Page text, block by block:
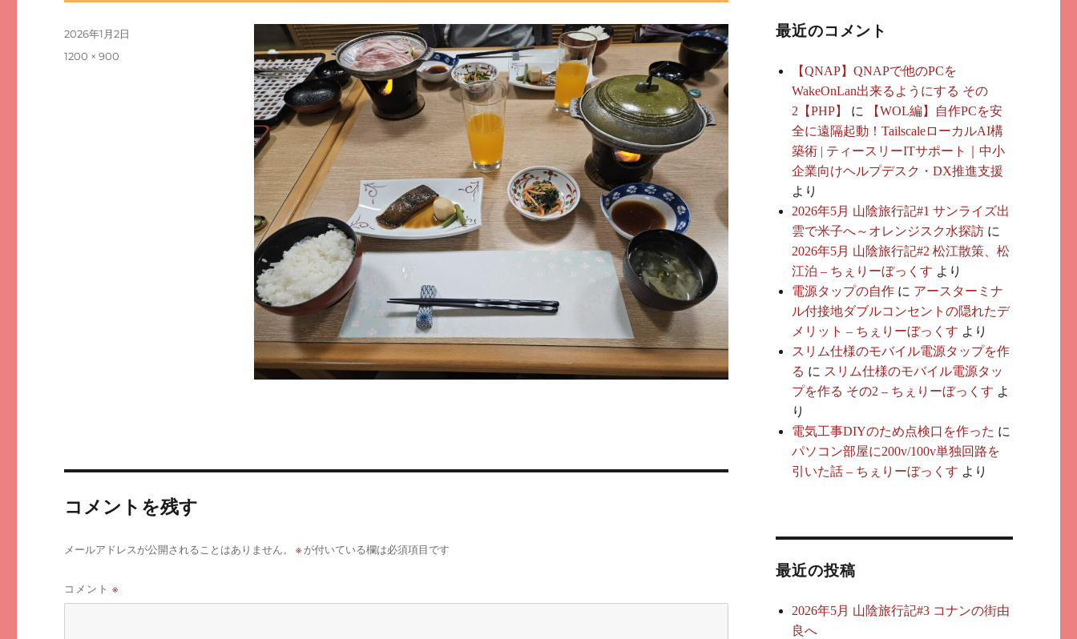
投
2026年1月2日
フ
1200 × 900
コメントを残す
メールアドレスが公開されることはありません。 ※ が付いている欄は必須項目です
コメント※
最近のコメント
【QNAP】QNAPで他のPCを
WakeOnLan出来るようにする その
2【PHP】
に
【WOL編】自作PCを安
全に遠隔起動！TailscaleローカルAI構
築術 | ティースリーITサポート｜中小
企業向けヘルプデスク・DX推進支援
より
2026年5月 山陰旅行記#1 サンライズ出
雲で米子へ～オレンジスク水探訪に
2026年5月 山陰旅行記#2 松江散策、松
江泊 – ちぇりーぼっくす より
電源タップの自作に アースターミナ
ル付接地ダブルコンセントの隠れたデ
メリット – ちぇりーぼっくす より
スリム仕様のモバイル電源タップを作
る に スリム仕様のモバイル電源タッ
プを作る その2 – ちぇりーぼっくす よ
り
電気工事DIYのため点検口を作った に
パソコン部屋に200v/100v単独回路を
引いた話 – ちぇりーぼっくす より
最近の投稿
2026年5月 山陰旅行記#3 コナンの街由
良へ